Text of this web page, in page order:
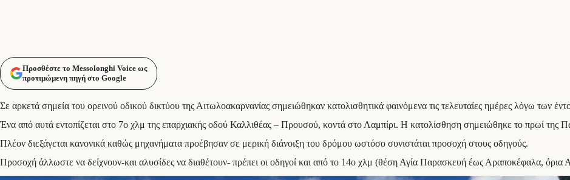
Προσθέστε το Messolonghi Voice ως
προτιμώμενη πηγή στο Google
Σε αρκετά σημεία του ορεινού οδικού δικτύου της Αιτωλοακαρνανίας σημειώθηκαν κατολισθητικά φαινόμενα τις τελευταίες ημέρες λόγω των
Ένα από αυτά εντοπίζεται στο 7ο χλμ της επαρχιακής οδού Καλλιθέας – Προυσού, κοντά στο Λαμπίρι. Η κατολίσθηση σημειώθηκε το πρωί της
Πλέον διεξάγεται κανονικά καθώς μηχανήματα προέβησαν σε μερική διάνοιξη του δρόμου ωστόσο συνιστάται προσοχή στους οδηγούς.
Προσοχή άλλωστε να δείχνουν-και αλυσίδες να διαθέτουν- πρέπει οι οδηγοί και από το 14ο χλμ (θέση Αγία Παρασκευή έως Αραποκέφαλα, όρια